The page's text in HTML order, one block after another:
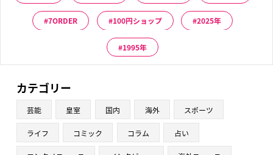
7ORDER 100円ショップ 2025年
1995年
カテゴリー
芸能 皇室 国内 海外 スポーツ
ライフ コミック コラム 占い